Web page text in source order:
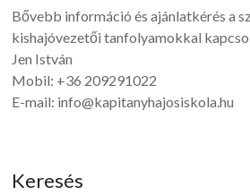
Bővebb információ és ajánlatkérés a
kishajóvezetői tanfolyamokkal
Jen István
Mobil: +36 209291022
E-mail: info@kapitanyhajosiskola.hu
Keresés